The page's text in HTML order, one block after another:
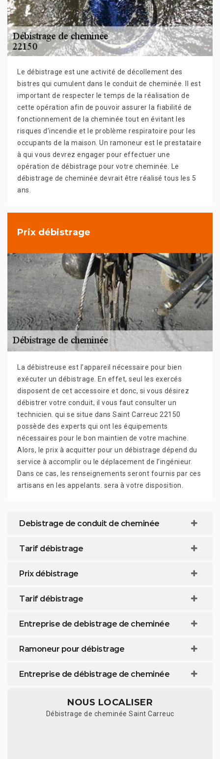
Le débistrage est une activité de décollement des
bistres qui cumulent dans le conduit de cheminée. Il est
important de respecter le temps de la réalisation de
cette opération afin de pouvoir assurer la fiabilité de
fonctionnement de la cheminée tout en évitant les
risques d’incendie et le problème respiratoire pour les
occupants de la maison. Un ramoneur est le prestataire
à qui vous devrez engager pour effectuer une
opération de débistrage pour votre cheminée. Le
débistrage de cheminée devrait être réalisé tous les 5
ans.
Prix débistrage
La débistreuse est l’appareil nécessaire pour bien
exécuter un débistrage. En effet, seul les exercés
disposent de cet accessoire et donc, si vous désirez
débistrer votre conduit, il vous faut consulter un
technicien. qui se situe dans Saint Carreuc 22150
possède des experts qui ont les équipements
nécessaires pour le bon maintien de votre machine.
Alors, le prix à acquitter pour un débistrage dépend du
service à accomplir ou le déplacement de l’ingénieur.
Dans ce cas, les renseignements seront fournis par ces
artisans en les appelants. sera à votre disposition.
Debistrage de conduit de cheminée
Tarif débistrage
Prix débistrage
Tarif débistrage
Entreprise de debistrage de cheminée
Ramoneur pour débistrage
Entreprise de débistrage de cheminée
NOUS LOCALISER
Débistrage de cheminée Saint Carreuc